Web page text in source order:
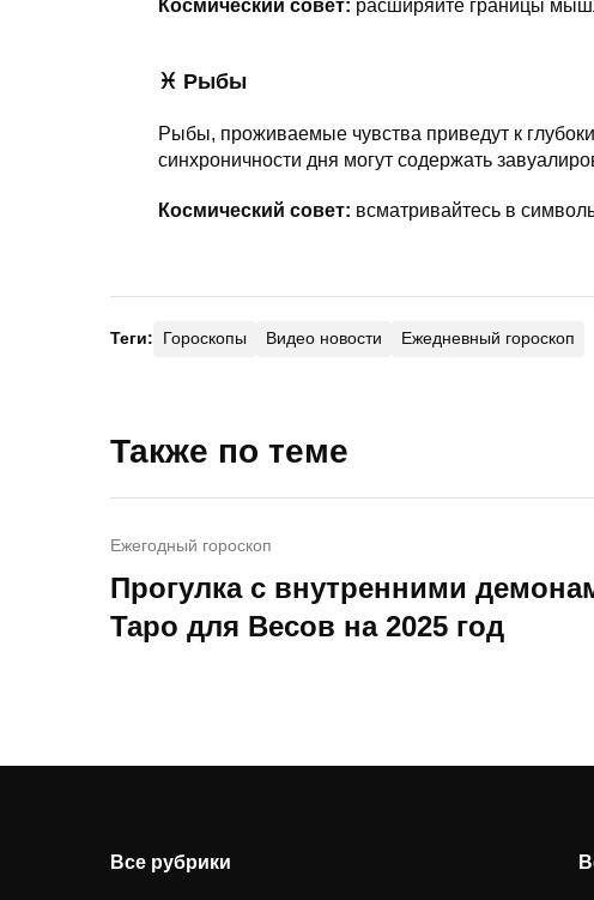
Космический совет: расширяйте границы
♓ Рыбы
Рыбы, проживаемые чувства приведут к
синхроничности дня могут содержать
Космический совет: всматривайтесь в
Теги: Гороскопы Видео новости Ежедневный гороскоп
Также по теме
Ежегодный гороскоп
Прогулка с внутренними
Таро для Весов на 2025 год
Все рубрики